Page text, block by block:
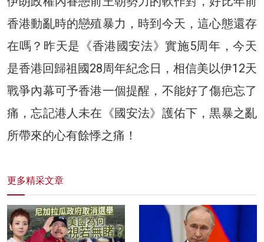
香港動亂時的戀殖暴力，時到今天，這心態還存
在嗎？昨天是《香港國安法》實施5周年，今天
是香港回歸祖國28周年紀念日，相信美以伊12天
戰爭內幕可予香港一個提醒，不能好了傷疤忘了
痛，忘記港人未在《國安法》護佑下，黒暴之亂
所帶來的心有餘悸之痛！
更多精采文章